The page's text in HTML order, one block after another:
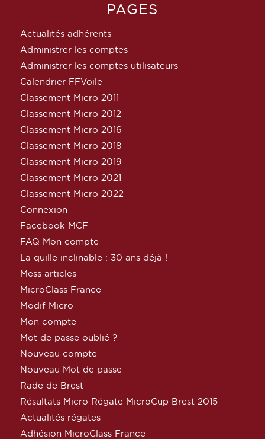
PAGES
Actualités adhérents
Administrer les comptes
Administrer les comptes utilisateurs
Calendrier FFVoile
Classement Micro 2011
Classement Micro 2012
Classement Micro 2016
Classement Micro 2018
Classement Micro 2019
Classement Micro 2021
Classement Micro 2022
Connexion
Facebook MCF
FAQ Mon compte
La quille inclinable : 30 ans déjà !
Mess articles
MicroClass France
Modif Micro
Mon compte
Mot de passe oublié ?
Nouveau compte
Nouveau Mot de passe
Rade de Brest
Résultats Micro Régate MicroCup Brest 2015
Actualités régates
Adhésion MicroClass France